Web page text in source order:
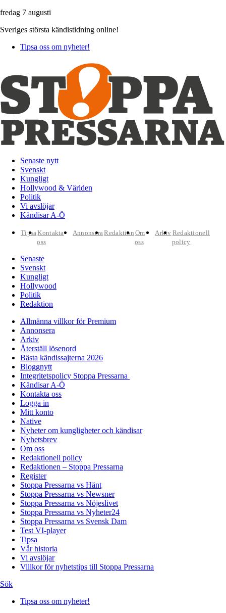
fredag 7 augusti
Sveriges största kändistidning online!
Tipsa oss om nyheter!
Senaste nytt
Svenskt
Kungligt
Hollywood & Världen
Politik
Vi avslöjar
Kändisar A-Ö
TipsaKontakta
oss
AnnonseraRedaktion Om
oss
Arkiv Redaktionell
policy
Senaste
Svenskt
Kungligt
Hollywood
Politik
Redaktion
Allmänna villkor för Premium
Annonsera
Arkiv
Återställ lösenord
Bästa kändissajterna 2026
Bloggnytt
Integritetspolicy Stoppa Pressarna
Kändisar A-Ö
Kontakta oss
Logga in
Mitt konto
Native
Nyheter om kungligheter och kändisar
Nyhetsbrev
Om oss
Redaktionell policy
Redaktionen – Stoppa Pressarna
Register
Stoppa Pressarna vs Hänt
Stoppa Pressarna vs Newsner
Stoppa Pressarna vs Nöjeslivet
Stoppa Pressarna vs Nyheter24
Stoppa Pressarna vs Svensk Dam
Test VI-player
Tipsa
Vår historia
Vi avslöjar
Villkor för nyhetstips till Stoppa Pressarna
Sök
Tipsa oss om nyheter!